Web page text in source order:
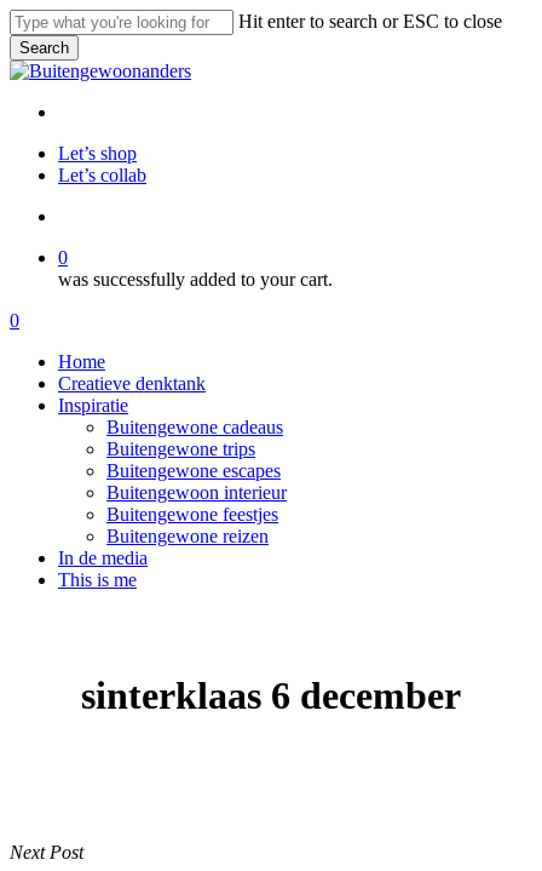
Skip
to
main
content
Hit enter to search or ESC to close
Search
Close
Let’s shop
Let’s collab
0
was successfully added to your cart.
Menu
search
0
Home
Creatieve denktank
Inspiratie
Buitengewone cadeaus
Buitengewone trips
Buitengewone escapes
Buitengewoon interieur
Buitengewone feestjes
Buitengewone reizen
In de media
This is me
sinterklaas 6 december
Next Post